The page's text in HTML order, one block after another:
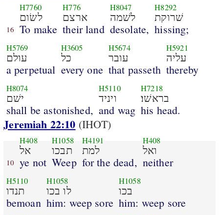
16
H7760
לשׂום
To make
H776
ארצם
their land
H8047
לשׁמה
desolate,
H8292
שׁרוקת
hissing;
H5769
עולם
a perpetual
H3605
כל
every one
H5674
עובר
that passeth
H5921
עליה
thereby
H8074
ישׁם
shall be astonished,
H5110
ויניד
and wag
H7218
בראשׁו׃
his head.
Jeremiah 22:10 (IHOT)
10
H408
אל
ye not
H1058
תבכו
Weep
H4191
למת
for the dead,
H408
ואל
neither
H5110
תנדו
bemoan
H1058
לו בכו
him: weep sore
H1058
בכו
him: weep sore